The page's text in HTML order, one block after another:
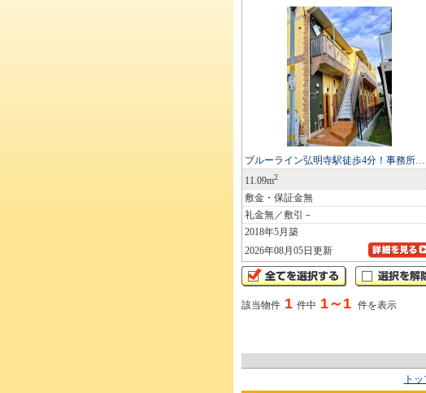
ブルーライン弘明寺駅徒歩4分！事務所…
11.09m2
敷金・保証金無
礼金無／敷引－
2018年5月築
2026年08月05日更新
該当物件 1 件中 1～1 件を表示
ト